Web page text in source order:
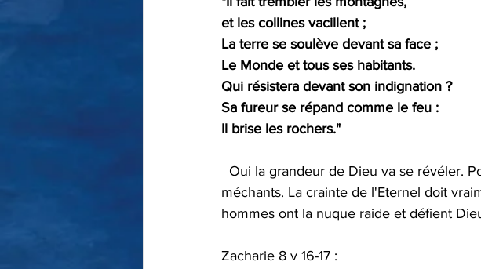
et les collines vacillent ;
La terre se soulève devant sa face ;
Le Monde et tous ses habitants.
Qui résistera devant son indignation ?
Sa fureur se répand comme le feu :
Il brise les rochers."
méchants. La crainte de l'Eternel doit
hommes ont la nuque raide et défient
Zacharie 8 v 16-17 :